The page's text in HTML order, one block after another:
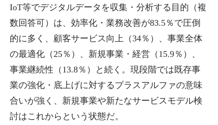
IoT等でデジタルデータを収集・分析する目的（複
数回答可）は、効率化・業務改善が83.5％で圧倒
的に多く、顧客サービス向上（34％）、事業全体
の最適化（25％）、新規事業・経営（15.9％）、
事業継続性（13.8％）と続く。現段階では既存事
業の強化・底上げに対するプラスアルファの意味
合いが強く、新規事業や新たなサービスモデル検
討はこれからという状態だ。